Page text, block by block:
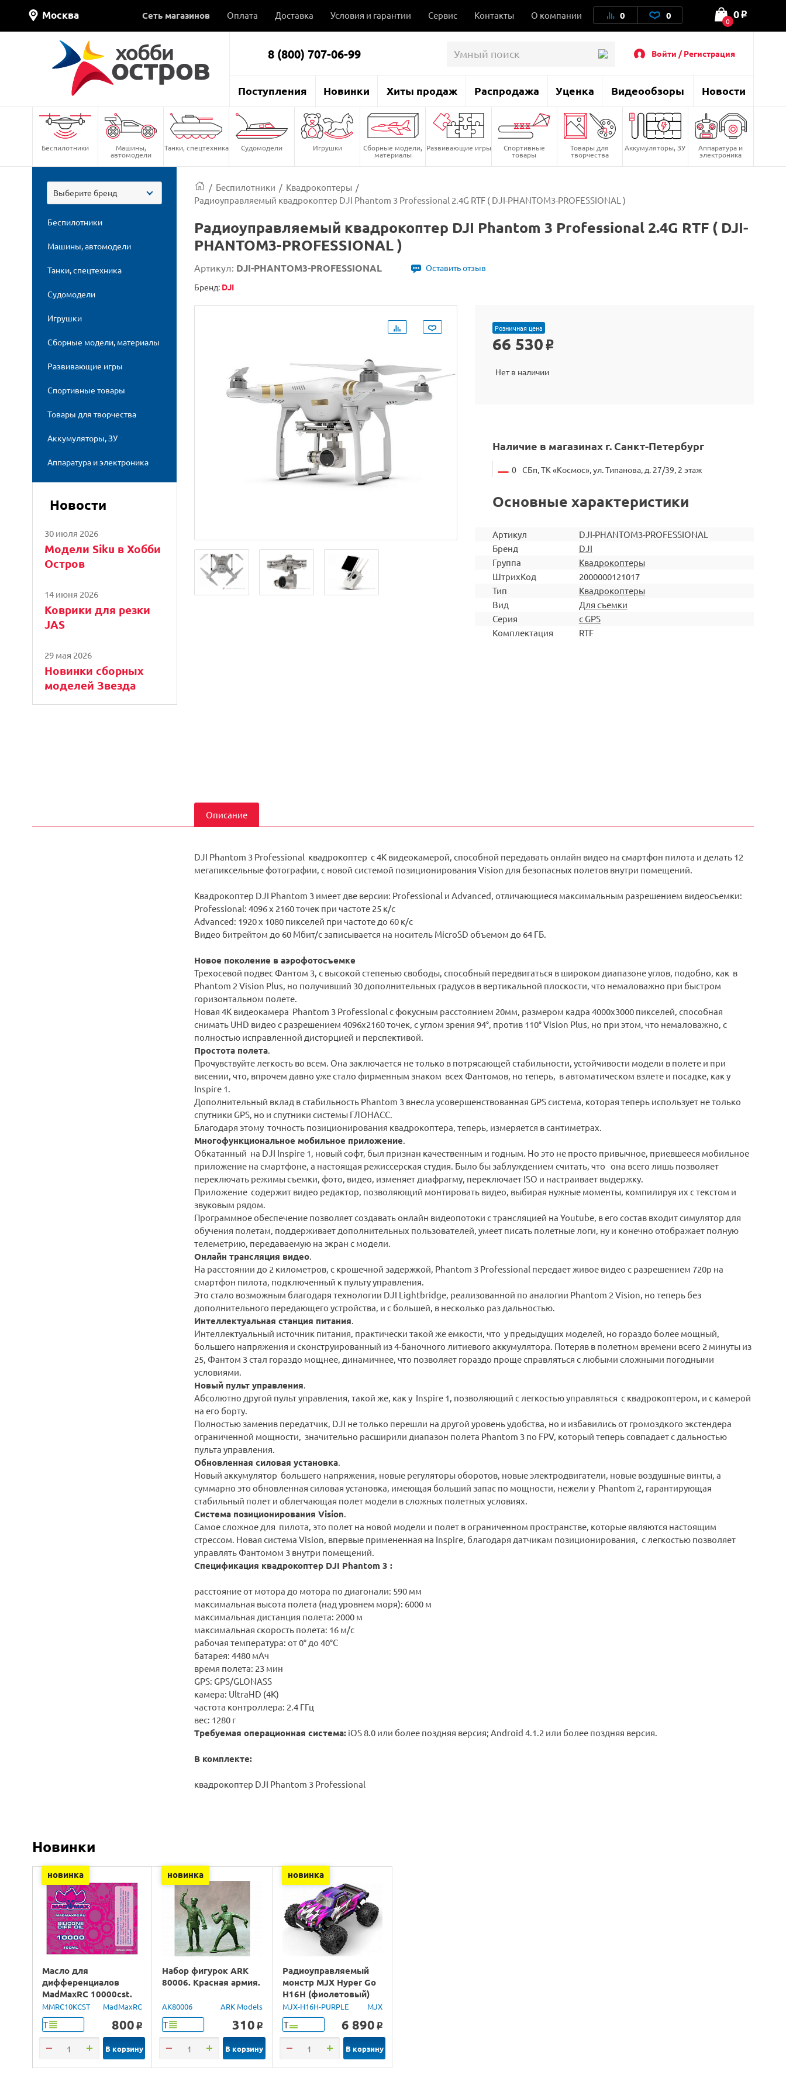
Москва Сеть магазинов Оплата Доставка Условия и гарантии Сервис Контакты О компании 0 0 0
0 o
8 (800) 707-06-99 Войти / Регистрация
Поступления Новинки Хиты продаж Распродажа Уценка Видеообзоры Новости
Беспилотники Машины,
автомодели
Танки, спецтехника Судомодели Игрушки Сборные модели,
материалы
Развивающие игры Спортивные
товары
Товары для
творчества
Аккумуляторы, ЗУ Аппаратура и
электроника
Выберите бренд
Беспилотники
Машины, автомодели
Танки, спецтехника
Судомодели
Игрушки
Сборные модели, материалы
Развивающие игры
Спортивные товары
Товары для творчества
Аккумуляторы, ЗУ
Аппаратура и электроника
Новости
30 июля 2026
Модели Siku в Хобби
Остров
14 июня 2026
Коврики для резки
JAS
29 мая 2026
Новинки сборных
моделей Звезда
/ Беспилотники / Квадрокоптеры /
Радиоуправляемый квадрокоптер DJI Phantom 3 Professional 2.4G RTF ( DJI-PHANTOM3-PROFESSIONAL )
Радиоуправляемый квадрокоптер DJI Phantom 3 Professional 2.4G RTF ( DJI-
PHANTOM3-PROFESSIONAL )
Артикул: DJI-PHANTOM3-PROFESSIONAL
Оставить отзыв
Бренд: DJI
Розничная цена
66 530 o
Нет в наличии
Наличие в магазинах г. Санкт-Петербург
0 СБп, ТК «Космос», ул. Типанова, д. 27/39, 2 этаж
Основные характеристики
Артикул
DJI-PHANTOM3-PROFESSIONAL
Бренд
DJI
Группа
Квадрокоптеры
ШтрихКод
2000000121017
Тип
Квадрокоптеры
Вид
Для съемки
Серия
с GPS
Комплектация
RTF
Описание
DJI Phantom 3 Professional квадрокоптер с 4K видеокамерой, способной передавать онлайн видео на смартфон пилота и делать 12
мегапиксельные фотографии, с новой системой позиционирования Vision для безопасных полетов внутри помещений.
Квадрокоптер DJI Phantom 3 имеет две версии: Professional и Advanced, отличающиеся максимальным разрешением видеосъемки:
Professional: 4096 x 2160 точек при частоте 25 к/с
Advanced: 1920 x 1080 пикселей при частоте до 60 к/с
Видео битрейтом до 60 Мбит/с записывается на носитель MicroSD объемом до 64 ГБ.
Новое поколение в аэрофотосъемке
Трехосевой подвес Фантом 3, с высокой степенью свободы, способный передвигаться в широком диапазоне углов, подобно, как в
Phantom 2 Vision Plus, но получивший 30 дополнительных градусов в вертикальной плоскости, что немаловажно при быстром
горизонтальном полете.
Новая 4K видеокамера Phantom 3 Professional с фокусным расстоянием 20мм, размером кадра 4000x3000 пикселей, способная
снимать UHD видео с разрешением 4096x2160 точек, с углом зрения 94°, против 110° Vision Plus, но при этом, что немаловажно, с
полностью исправленной дисторцией и перспективой.
Простота полета.
Прочувствуйте легкость во всем. Она заключается не только в потрясающей стабильности, устойчивости модели в полете и при
висении, что, впрочем давно уже стало фирменным знаком всех Фантомов, но теперь, в автоматическом взлете и посадке, как у
Inspire 1.
Дополнительный вклад в стабильность Phantom 3 внесла усовершенствованная GPS система, которая теперь использует не только
спутники GPS, но и спутники системы ГЛОНАСС.
Благодаря этому точность позиционирования квадрокоптера, теперь, измеряется в сантиметрах.
Многофункциональное мобильное приложение
Обкатанный на DJI Inspire 1, новый софт, был признан качественным и годным. Но это не просто привычное, приевшееся мобильное
приложение на смартфоне, а настоящая режиссерская студия. Было бы заблуждением считать, что она всего лишь позволяет
переключать режимы съемки, фото, видео, изменяет диафрагму, переключает ISO и настраивает выдержку.
Приложение содержит видео редактор, позволяющий монтировать видео, выбирая нужные моменты, компилируя их с текстом и
звуковым рядом.
Программное обеспечение позволяет создавать онлайн видеопотоки с трансляцией на Youtube, в его состав входит симулятор для
обучения полетам, поддерживает дополнительных пользователей, умеет писать полетные логи, ну и конечно отображает полную
телеметрию, передаваемую на экран с модели.
Онлайн трансляция видео.
На расстоянии до 2 километров, с крошечной задержкой, Phantom 3 Professional передает живое видео с разрешением 720p на
смартфон пилота, подключенный к пульту управления.
Это стало возможным благодаря технологии DJI Lightbridge, реализованной по аналогии Phantom 2 Vision, но теперь без
дополнительного передающего устройства, и с большей, в несколько раз дальностью.
Интеллектуальная станция питания
Интеллектуальный источник питания, практически такой же емкости, что у предыдущих моделей, но гораздо более мощный,
большего напряжения и сконструированный из 4-баночного литиевого аккумулятора. Потеряв в полетном времени всего 2 минуты из
25, Фантом 3 стал гораздо мощнее, динамичнее, что позволяет гораздо проще справляться с любыми сложными погодными
условиями.
Новый пульт управления
Абсолютно другой пульт управления, такой же, как у Inspire 1, позволяющий с легкостью управляться с квадрокоптером, и с камерой
на его борту.
Полностью заменив передатчик, DJI не только перешли на другой уровень удобства, но и избавились от громоздкого экстендера
ограниченной мощности, значительно расширили диапазон полета Phantom 3 по FPV, который теперь совпадает с дальностью
пульта управления.
Обновленная силовая установка.
Новый аккумулятор большего напряжения, новые регуляторы оборотов, новые электродвигатели, новые воздушные винты, а
суммарно это обновленная силовая установка, имеющая больший запас по мощности, нежели у Phantom 2, гарантирующая
стабильный полет и облегчающая полет модели в сложных полетных условиях.
Система позиционирования Vision
Самое сложное для пилота, это полет на новой модели и полет в ограниченном пространстве, которые являются настоящим
стрессом. Новая система Vision, впервые примененная на Inspire, благодаря датчикам позиционирования, с легкостью позволяет
управлять Фантомом 3 внутри помещений.
Спецификация квадрокоптер DJI Phantom 3 :
расстояние от мотора до мотора по диагонали: 590 мм
максимальная высота полета (над уровнем моря): 6000 м
максимальная дистанция полета: 2000 м
максимальная скорость полета: 16 м/c
рабочая температура: от 0° до 40°С
батарея: 4480 мАч
время полета: 23 мин
GPS: GPS/GLONASS
камера: UltraHD (4K)
частота контроллера: 2.4 ГГц
вес: 1280 г
Требуемая операционная система:iOS 8.0 или более поздняя версия; Android 4.1.2 или более поздняя версия.
В комплекте:
квадрокоптер DJI Phantom 3 Professional
Новинки
новинка
Масло для
дифференциалов
MadMaxRC 10000cst.
100ml.
MMRC10KCST MadMaxRC
Т 800 o
В корзину
новинка
Набор фигурок ARK
80006. Красная армия.
AK80006 ARK Models
Т 310 o
В корзину
новинка
Радиоуправляемый
монстр MJX Hyper Go
H16H (фиолетовый)
4WD 2.4G LED GPS
1/16 RTR
MJX-H16H-PURPLE MJX
Т 6 890 o
В корзину